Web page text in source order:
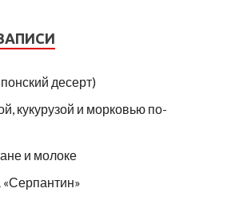
десерт)
кукурузой и морковью по-
и молоке
«Серпантин»